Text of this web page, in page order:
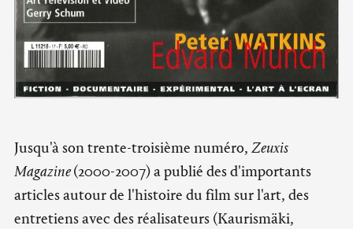
Jusqu'à son trente-troisième numéro, Zeuxis
Magazine(2000-2007) a publié des d'importants
articles autour de l'histoire du film sur l'art, des
entretiens avec des réalisateurs (Kaurismäki,